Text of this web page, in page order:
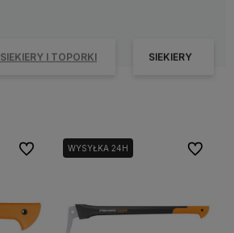
SIEKIERY I TOPORKI SIEKIERY
Do ulubionychWYSYŁKA 24H Do